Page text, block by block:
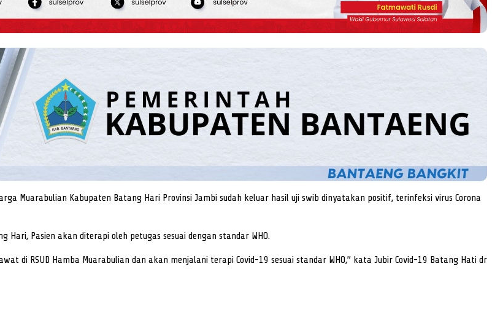
Muarabulian Kabupaten Batang Hari Provinsi Jambi sudah keluar hasil uji swib dinyatakan positif, terinfeksi virus Corona
Pasien akan diterapi oleh petugas sesuai dengan standar WHO.
di RSUD Hamba Muarabulian dan akan menjalani terapi Covid-19 sesuai standar WHO,” kata Jubir Covid-19 Batang Hati dr